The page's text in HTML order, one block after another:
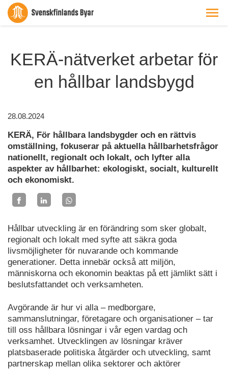
KERÄ-nätverket arbetar för
en hållbar landsbygd
28.08.2024
KERÄ, För hållbara landsbygder och en rättvis
omställning, fokuserar på aktuella hållbarhetsfrågor
nationellt, regionalt och lokalt, och lyfter alla
aspekter av hållbarhet: ekologiskt, socialt, kulturellt
och ekonomiskt.
Hållbar utveckling är en förändring som sker globalt,
regionalt och lokalt med syfte att säkra goda
livsmöjligheter för nuvarande och kommande
generationer. Detta innebär också att miljön,
människorna och ekonomin beaktas på ett jämlikt sätt i
beslutsfattandet och verksamheten.
Avgörande är hur vi alla – medborgare,
sammanslutningar, företagare och organisationer – tar
till oss hållbara lösningar i vår egen vardag och
verksamhet. Utvecklingen av lösningar kräver
platsbaserade politiska åtgärder och utveckling, samt
partnerskap mellan olika sektorer och aktörer